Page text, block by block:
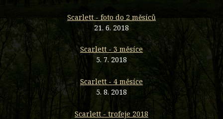
Scarlett - foto do 2 měsíců
21. 6. 2018
Scarlett - 3 měsíce
5. 7. 2018
Scarlett - 4 měsíce
5. 8. 2018
Scarlett - trofeje 2018